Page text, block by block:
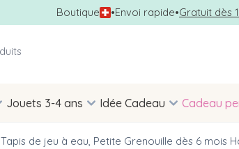
Boutique •Envoi rapide•Gratuit dès
Jouets 3-4 ans Idée Cadeau Cadeau
Tapis de jeu à eau, Petite Grenouille dès 6 mois